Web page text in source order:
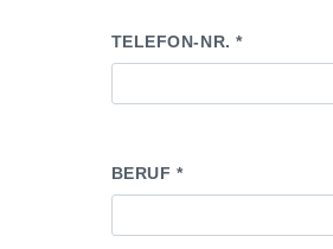
TELEFON-NR. *
BERUF *